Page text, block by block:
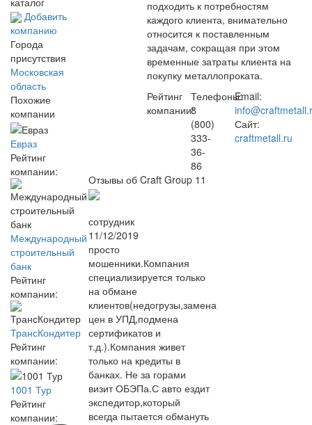
Добавить
компанию
Города
присутствия
Московская
область
Похожие
компании
Евраз
Рейтинг
компании:
Международный
строительный
банк
Рейтинг
компании:
ТрансКондитер
Рейтинг
компании:
1001 Тур
Рейтинг
компании:
подходить к потребностям
каждого клиента, внимательно
относится к поставленным
задачам, сокращая при этом
временные затраты клиента на
покупку металлопроката.
Рейтинг
компании:
Телефоны:
8
(800)
333-
36-
86
Email:
Сайт:
craftmetall.ru
Отзывы об Craft Group 11
сотрудник
11/12/2019
просто
мошенники.Компания
специализируется только
на обмане
клиентов(недогрузы,замена
цен в УПД,подмена
сертификатов и
т.д.).Компания живет
только на кредиты в
банках. Не за горами
визит ОБЭПа.С авто ездит
экспедитор,который
всегда пытается обмануть